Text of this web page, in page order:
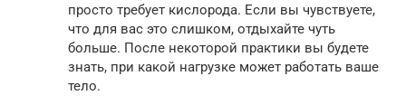
просто требует кислорода. Если вы чувствуете,
что для вас это слишком, отдыхайте чуть
больше. После некоторой практики вы будете
знать, при какой нагрузке может работать ваше
тело.